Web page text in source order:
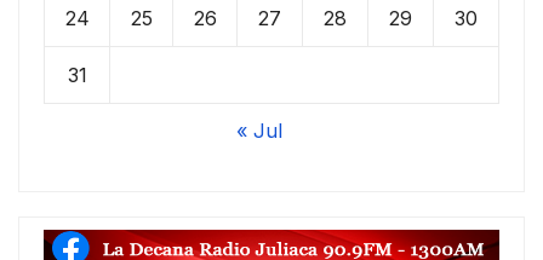
24 25 26 27 28 29 30
31
« Jul